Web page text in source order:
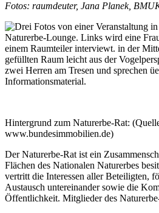
Fotos: raumdeuter, Jana Planek,
Hintergrund zum Naturerbe-Rat:
www.bundesimmobilien.de)
Der Naturerbe-Rat ist ein
Flächen des Nationalen Naturerbes
vertritt die Interessen aller Beteiligten,
Austausch untereinander sowie die
Öffentlichkeit. Mitglieder des